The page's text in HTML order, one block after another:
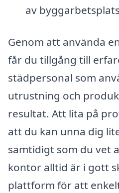
av
Genom att använda
får du tillgång till
städpersonal som
utrustning och
resultat. Att lita på
att du kan unna dig
samtidigt som du vet
kontor alltid är i gott
plattform för att